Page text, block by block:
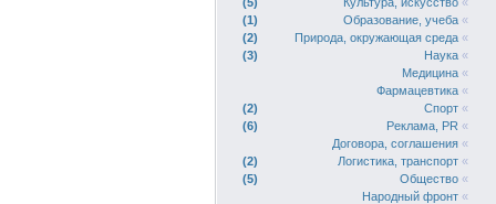
1
Образование, учеба «
2
Природа, окружающая среда «
3
Наука «
Медицина «
Фармацевтика «
2
Спорт «
6
Реклама, PR «
Договора, соглашения «
2
Логистика, транспорт «
5
Общество «
Народный фронт «